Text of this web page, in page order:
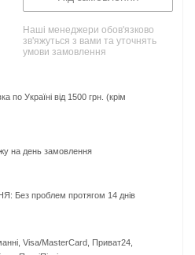
Наші менеджери обов'язково
зв'яжуться з вами та уточнять
умови замовлення
по Україні від 1500 грн. (крім
на день замовлення
проблем протягом 14 днів
Visa/MasterCard, Приват24,